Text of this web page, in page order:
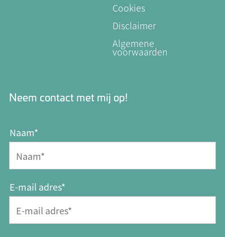
Cookies
Disclaimer
Algemene
voorwaarden
Neem contact met mij op!
Naam*
E-mail adres*